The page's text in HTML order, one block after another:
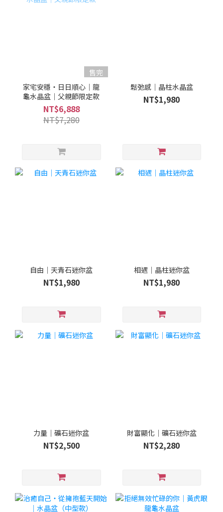
售完
家宅安穩・日日順心｜龍
龜水晶盆｜父親節限定款
NT$6,888
NT$7,280
鬆弛感｜晶柱水晶盆
NT$1,980
自由｜天青石迷你盆
NT$1,980
相遇｜晶柱迷你盆
NT$1,980
力量｜礦石迷你盆
NT$2,500
財富顯化｜礦石迷你盆
NT$2,280